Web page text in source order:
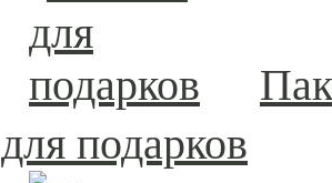
для подарков